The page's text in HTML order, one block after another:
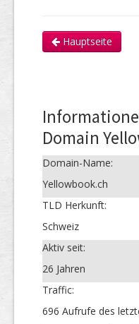
Hauptseite
Domain
Domain-Name:
Yellowbook.ch
TLD Herkunft:
Schweiz
Aktiv seit:
26 Jahren
Traffic:
696 Aufrufe des